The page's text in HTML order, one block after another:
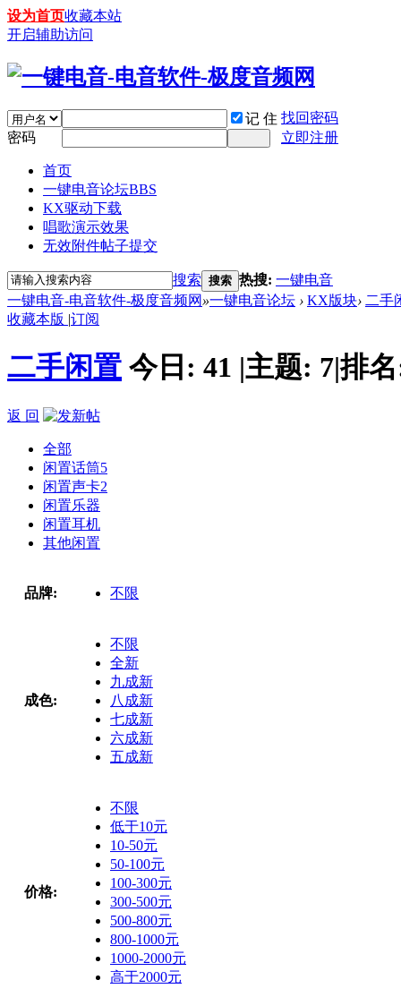
设为首页收藏本站
开启辅助访问
记 住 找回密码
密码
立即注册
首页
一键电音论坛BBS
KX驱动下载
唱歌演示效果
无效附件帖子提交
搜索 搜索 热搜: 一键电音
一键电音-电音软件-极度音频网 »一键电音论坛 › KX版块› 二手
收藏本版 |订阅
二手闲置 今日: 41 |主题: 7|排
返 回
全部
闲置话筒5
闲置声卡2
闲置乐器
闲置耳机
其他闲置
品牌: 不限
成色:
不限
全新
九成新
八成新
七成新
六成新
五成新
价格:
不限
低于10元
10-50元
50-100元
100-300元
300-500元
500-800元
800-1000元
1000-2000元
高于2000元